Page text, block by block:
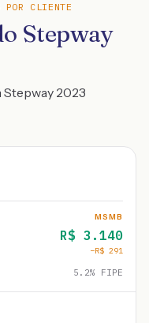
POR CLIENTE
Stepway
2023
MSMB
R$ 3.140
−R$ 291
5.2% FIPE